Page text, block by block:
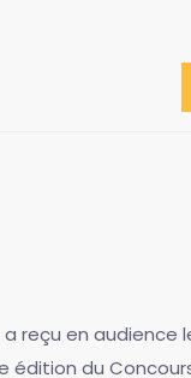
a reçu en audience
édition du